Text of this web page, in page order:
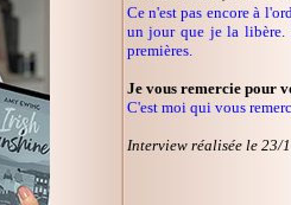
Ce n'est pas encore à
un jour que je la libère.
premières.
Je vous remercie pour
C'est moi qui vous
Interview réalisée le 23/